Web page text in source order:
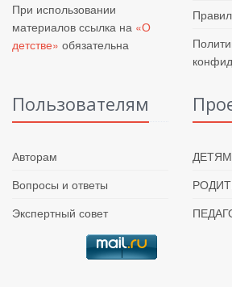
При использовании
материалов ссылка на «О
детстве» обязательна
Пользователям
Авторам
Вопросы и ответы
Экспертный совет
ДЕТЯМ